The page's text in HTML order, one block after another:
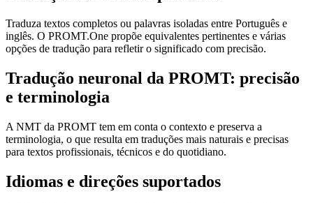
Traduza textos completos ou palavras isoladas entre Português e
inglês. O PROMT.One propõe equivalentes pertinentes e várias
opções de tradução para refletir o significado com precisão.
Tradução neuronal da PROMT: precisão
e terminologia
A NMT da PROMT tem em conta o contexto e preserva a
terminologia, o que resulta em traduções mais naturais e precisas
para textos profissionais, técnicos e do quotidiano.
Idiomas e direções suportados